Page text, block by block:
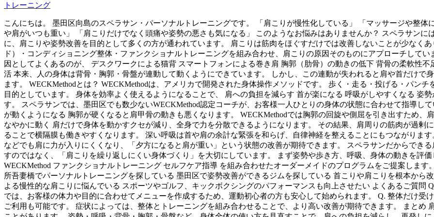
トレーニング
こんにちは。 墨田区向島のスペラサン・パーソナルトレーニングです。 「肩こりが慢性化している」 「マッサージや整
や肩がいつも重い」 「肩こりだけでなく頭痛や姿勢の悪さも気になる」 このようなお悩みはありませんか？ スペラサン
に、肩こりや姿勢改善を目的として多くの方が通われています。 肩こりは筋肉をほぐすだけでは改善しないことが少なく
ド）・コンディショニング整体・ファンクショナルトレーニングを組み合わせ、肩こりの原因そのものにアプローチして
因としてよくあるのが、 デスクワークによる猫背 スマートフォンによる巻き肩 胸郭（肋骨）の動きの低下 背骨の柔軟性
活 本来、人の身体は背骨・胸郭・骨盤が連動して動くようにできています。 しかし、この連動が失われると肩や首だけで
ます。 WECKMethodとは？ WECKMethodは、アメリカで開発された身体操作メソッドです。 歩く・走る・投げる・パン
目的としています。 身体を効率よく使えるようになることで、 肩への負担を減らす 首が楽になる 呼吸がしやすくなる 姿
す。 スペラサンでは、墨田区でも数少ないWECKMethod認定コーチが、お客様一人ひとりの身体の状態に合わせて指導し
が動くようになる 胸郭が硬くなると肩甲骨の動きも悪くなります。 WECKMethodでは胸郭の回旋や側屈を引き出すため
なやかに動く 肩だけで身体を動かすクセが減り、全身で力を分散できるようになります。 その結果、肩周りの筋肉が過
ることで横隔膜も働きやすくなります。 深い呼吸は首や肩の余計な緊張を和らげ、自律神経を整えることにもつながりま
などでも肩に力が入りにくくなり、「夕方になると肩が重い」という状態の改善が期待できます。 スペラサンだからでき
すのではなく、「肩こりを繰り返しにくい身体づくり」を大切にしています。 まず姿勢や歩き方、呼吸、身体の動きを評
WECKMethod ファンクショナルトレーニング セルフケア指導 を組み合わせたオーダーメイドのプログラムをご提案しま
所吾妻橋でパーソナルトレーニングを探している 墨田区で姿勢改善ができるジムを探している 首こりや肩こりを根本から
よる慢性的な肩こりに悩んでいる スポーツやゴルフ、キックボクシングのパフォーマンスも向上させたい よくあるご質問
では、お客様の体力や目的に合わせてメニューを作成するため、運動初心者の方も安心して始められます。 Q. 整体だけ受
ご利用も可能です。 症状によっては、整体とトレーニングを組み合わせることで、より高い改善が期待できます。 まとめ